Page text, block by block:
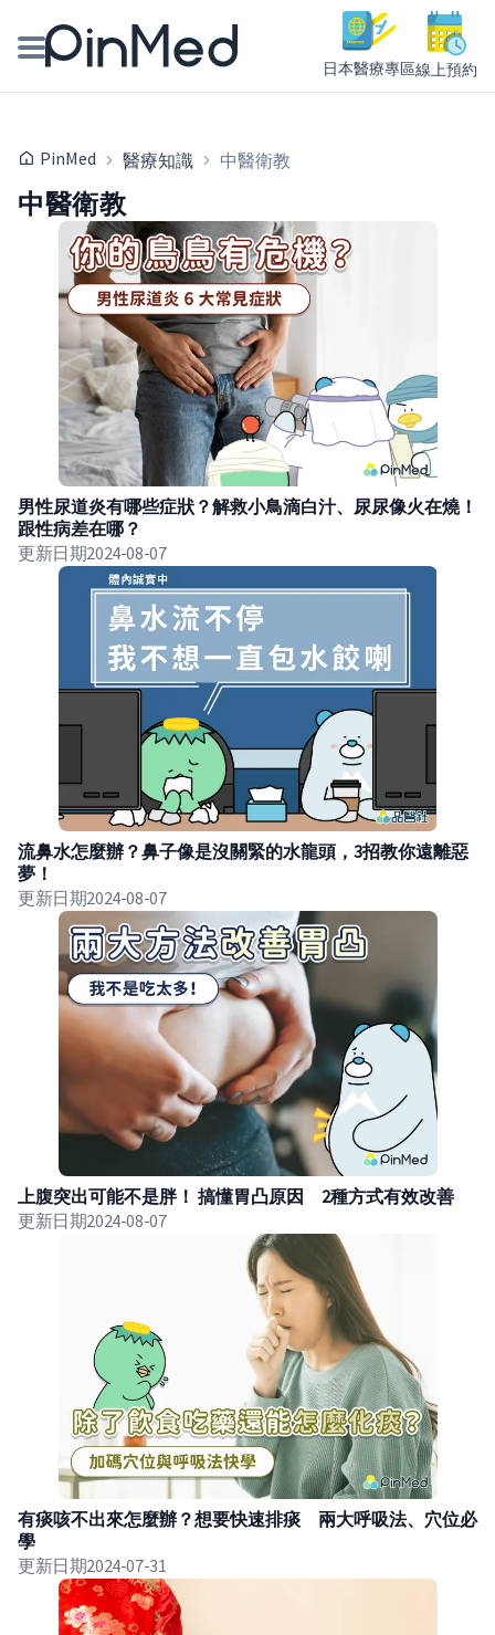
日本醫療專區線上預約
健康主題館
我是醫療人員
PinMed 醫療知識 中醫衛教
中醫衛教
男性尿道炎有哪些症狀？解救小鳥滴白汁、尿尿像火在燒！
跟性病差在哪？
更新日期2024-08-07
流鼻水怎麼辦？鼻子像是沒關緊的水龍頭，3招教你遠離惡
夢！
更新日期2024-08-07
上腹突出可能不是胖！ 搞懂胃凸原因 2種方式有效改善
更新日期2024-08-07
有痰咳不出來怎麼辦？想要快速排痰 兩大呼吸法、穴位必
學
更新日期2024-07-31